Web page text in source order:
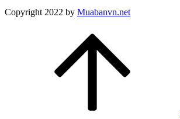
Copyright 2022 by Muabanvn.net